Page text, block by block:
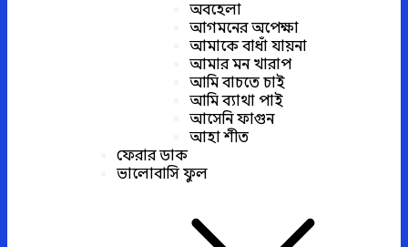
অবহেলা
আগমনের অপেক্ষা
আমাকে বাধাঁ যায়না
আমার মন খারাপ
আমি বাচতে চাই
আমি ব্যাথা পাই
আসেনি ফাগুন
আহা শীত
ফেরার ডাক
ভালোবাসি ফুল